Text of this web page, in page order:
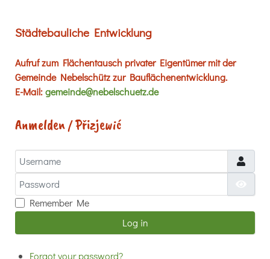
Städtebauliche Entwicklung
Aufruf zum Flächentausch privater Eigentümer mit der
Gemeinde Nebelschütz zur Bauflächenentwicklung.
E-Mail:gemeinde@nebelschuetz.de
Anmelden / Přizjewić
Username
Password
Remember Me
Log in
Forgot your password?